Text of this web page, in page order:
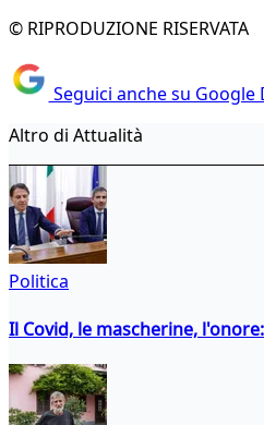
© RIPRODUZIONE RISERVATA
Seguici anche su Google
Altro di Attualità
Politica
Il Covid, le mascherine,